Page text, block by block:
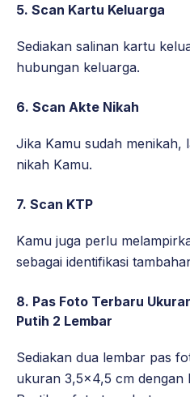
5. Scan Kartu Keluarga
Sediakan salinan kartu
hubungan keluarga.
6. Scan Akte Nikah
Jika Kamu sudah menikah,
nikah Kamu.
7. Scan KTP
Kamu juga perlu
sebagai identifikasi
8. Pas Foto Terbaru
Putih 2 Lembar
Sediakan dua lembar pas
ukuran 3,5×4,5 cm dengan